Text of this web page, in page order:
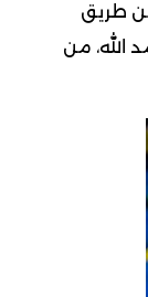
طريق
الله، من